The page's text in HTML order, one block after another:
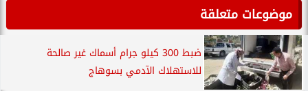
موضوعات متعلقة
ضبط 300 كيلو جرام أسماك غير صالحة
للاستهلاك الآدمي بسوهاج